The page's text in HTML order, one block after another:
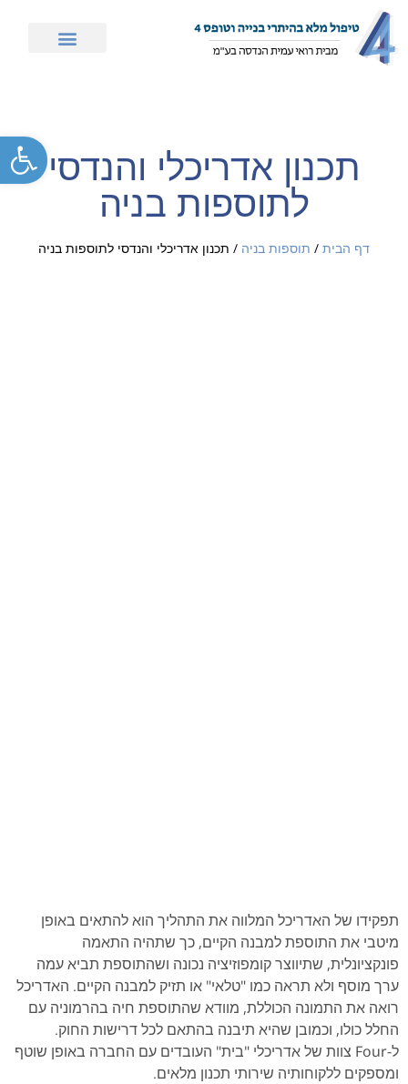
תכנון אדריכלי והנדסי
לתוספות בניה
דף הבית / תוספות בניה / תכנון אדריכלי והנדסי לתוספות בניה
תפקידו של האדריכל המלווה את התהליך הוא להתאים באופן
מיטבי את התוספת למבנה הקיים, כך שתהיה התאמה
פונקציונלית, שתיווצר קומפוזיציה נכונה ושהתוספת תביא עמה
ערך מוסף ולא תראה כמו "טלאי" או תזיק למבנה הקיים. האדריכל
רואה את התמונה הכוללת, מוודא שהתוספת חיה בהרמוניה עם
החלל כולו, וכמובן שהיא תיבנה בהתאם לכל דרישות החוק.
ל-Four צוות של אדריכלי "בית" העובדים עם החברה באופן שוטף
ומספקים ללקוחותיה שירותי תכנון מלאים.
פתח